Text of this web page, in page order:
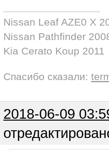
Nissan Leaf AZE0 X
Nissan Pathfinder
Kia Cerato Koup 2011
Спасибо сказали:
2018-06-09